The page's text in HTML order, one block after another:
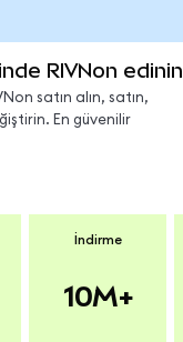
RIVNon edinin
satın alın, satın,
En güvenilir
İndirme
10M+